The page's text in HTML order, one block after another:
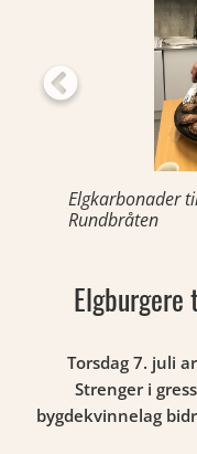
Elgkarbonader
Rundbråten
Torsdag 7. juli
Strenger i
bygdekvinnelag